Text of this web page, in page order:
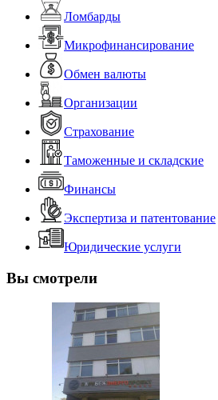
Ломбарды
Микрофинансирование
Обмен валюты
Организации
Страхование
Таможенные и складские
Финансы
Экспертиза и патентование
Юридические услуги
Вы смотрели